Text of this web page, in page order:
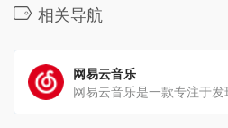
相关导航
网易云音乐